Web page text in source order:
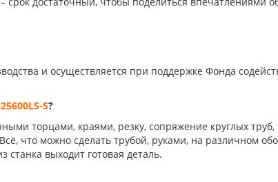
и осуществляется при поддержке Фонда
S?
торцами, краями, резку, сопряжение круглых
что можно сделать трубой, руками, на различном
станка выходит готовая деталь.